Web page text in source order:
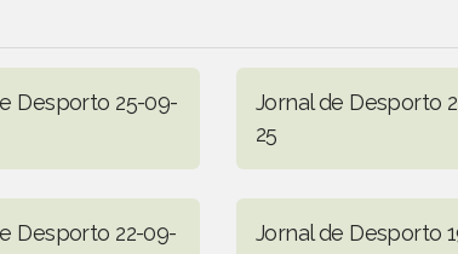
Desporto 25-09-
Jornal de Desporto
25
Desporto 22-09-
Jornal de Desporto